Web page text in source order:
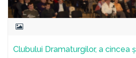
Clubului Dramaturgilor, a cincea